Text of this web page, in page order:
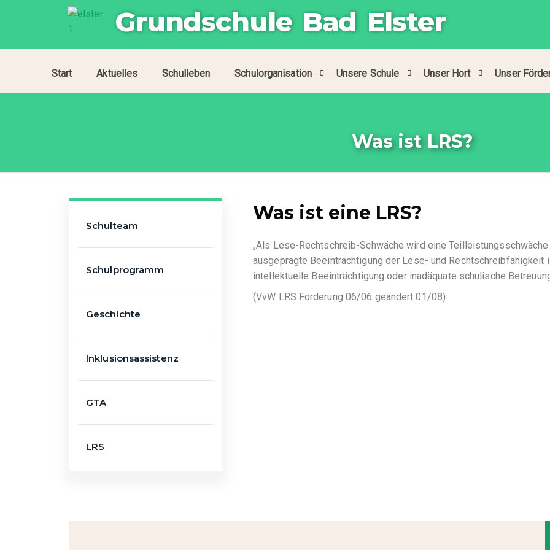
Grundschule Bad Elster
Start Aktuelles Schulleben Schulorganisation Unsere Schule Unser Hort Unser
Was ist LRS?
Schulteam
Schulprogramm
Geschichte
Inklusionsassistenz
GTA
LRS
Was ist eine LRS?
„Als Lese-Rechtschreib-Schwäche wird eine
ausgeprägte Beeinträchtigung der Lese- und Rechtschreibfähigkeit
intellektuelle Beeinträchtigung oder inadäquate schulische
(VvW LRS Förderung 06/06 geändert 01/08)